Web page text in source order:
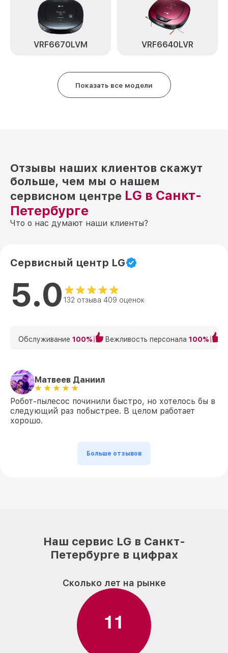
Замена датчиков управления, высоты,
движения VR6570LVMB LG
от 1200₽
Замена колеса управления VR6570LVMB
от 1700₽
Замена шлангов, щёток VR6570LVMB LG
VRF6670LVM VRF6640LVR
Показать все модели
Отзывы наших клиентов скажут
больше, чем мы о нашем
сервисном центре LG в Санкт-
Петербурге
Что о нас думают наши клиенты?
Сервисный центр LG
5.0 132 отзыва 409 оценок
Обслуживание 100% Вежливость персонала 100%
Матвеев Даниил
Робот-пылесос починили быстро, но хотелось бы в
следующий раз побыстрее. В целом работает
хорошо.
Больше отзывов
Наш сервис LG в Санкт-
Петербурге в цифрах
Сколько лет на рынке
11